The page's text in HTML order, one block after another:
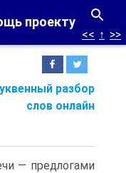
проекту
разбор
слов онлайн
<< ↑ >>
— предлогами